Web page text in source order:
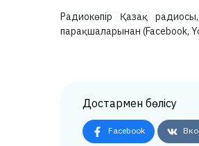
Радиокөпір Қазақ
парақшаларынан (Facebook,
Достармен бөлісу
Facebook